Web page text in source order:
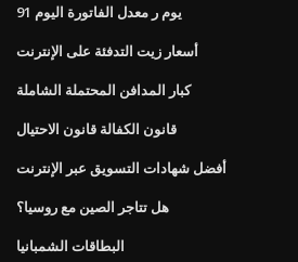
91 يوم ر معدل الفاتورة اليوم
أسعار زيت التدفئة على الإنترنت
كبار المدافن المحتملة الشاملة
قانون الكفالة قانون الاحتيال
أفضل شهادات التسويق عبر الإنترنت
هل تتاجر الصين مع روسيا؟
البطاقات الشمبانيا